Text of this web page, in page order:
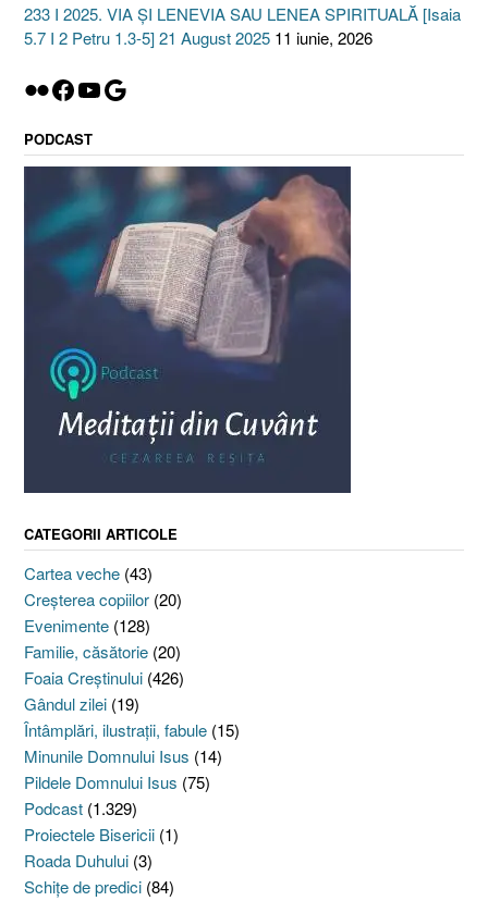
233 I 2025. VIA ȘI LENEVIA SAU LENEA SPIRITUALĂ [Isaia
5.7 I 2 Petru 1.3-5] 21 August 2025 11 iunie, 2026
Flickr
Facebook
YouTube
Google
PODCAST
CATEGORII ARTICOLE
Cartea veche (43)
Creşterea copiilor (20)
Evenimente (128)
Familie, căsătorie (20)
Foaia Creştinului (426)
Gândul zilei (19)
Întâmplări, ilustraţii, fabule (15)
Minunile Domnului Isus (14)
Pildele Domnului Isus (75)
Podcast (1.329)
Proiectele Bisericii (1)
Roada Duhului (3)
Schiţe de predici (84)